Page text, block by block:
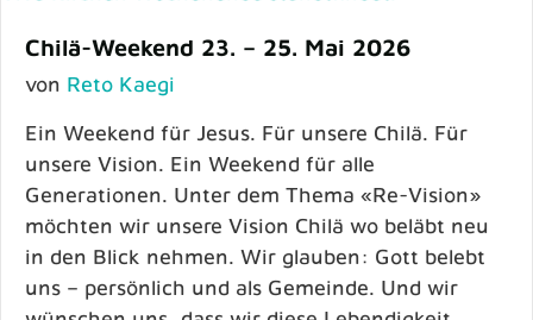
Chilä-Weekend 23. – 25. Mai 2026
von Reto Kaegi
Ein Weekend für Jesus. Für unsere Chilä. Für
unsere Vision. Ein Weekend für alle
Generationen. Unter dem Thema «Re-Vision»
möchten wir unsere Vision Chilä wo beläbt neu
in den Blick nehmen. Wir glauben: Gott belebt
uns – persönlich und als Gemeinde. Und wir